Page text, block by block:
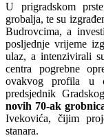
U prigradskom
grobalja, te su
Budrovcima, a
posljednje vrijeme
ulaz, a intenzivirali
centra pogrebne
ovakvog profila u
predsjednik
novih 70-ak
Ivekovića, čijim
stanara.